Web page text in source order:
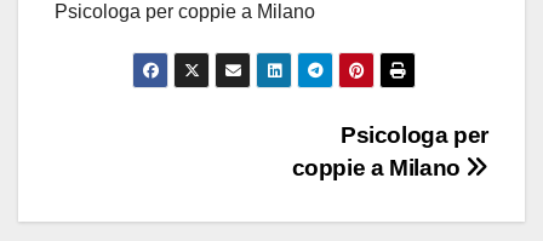
Psicologa per coppie a Milano
Psicologa per
coppie a Milano